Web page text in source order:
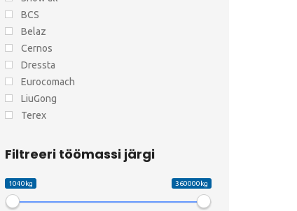
BCS
Belaz
Cernos
Dressta
Eurocomach
LiuGong
Terex
Filtreeri töömassi järgi
1040kg 360000kg